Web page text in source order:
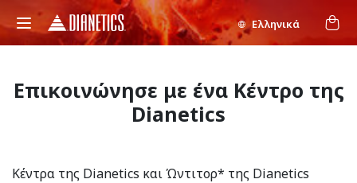
Ελληνικά
Επικοινώνησε με ένα Κέντρο της
Dianetics
Κέντρα της Dianetics και Ώντιτορ* της Dianetics